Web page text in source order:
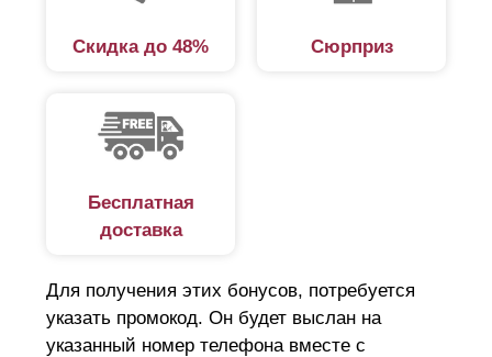
Скидка до 48% Сюрприз
Бесплатная
доставка
Для получения этих бонусов, потребуется
указать промокод. Он будет выслан на
указанный номер телефона вместе с